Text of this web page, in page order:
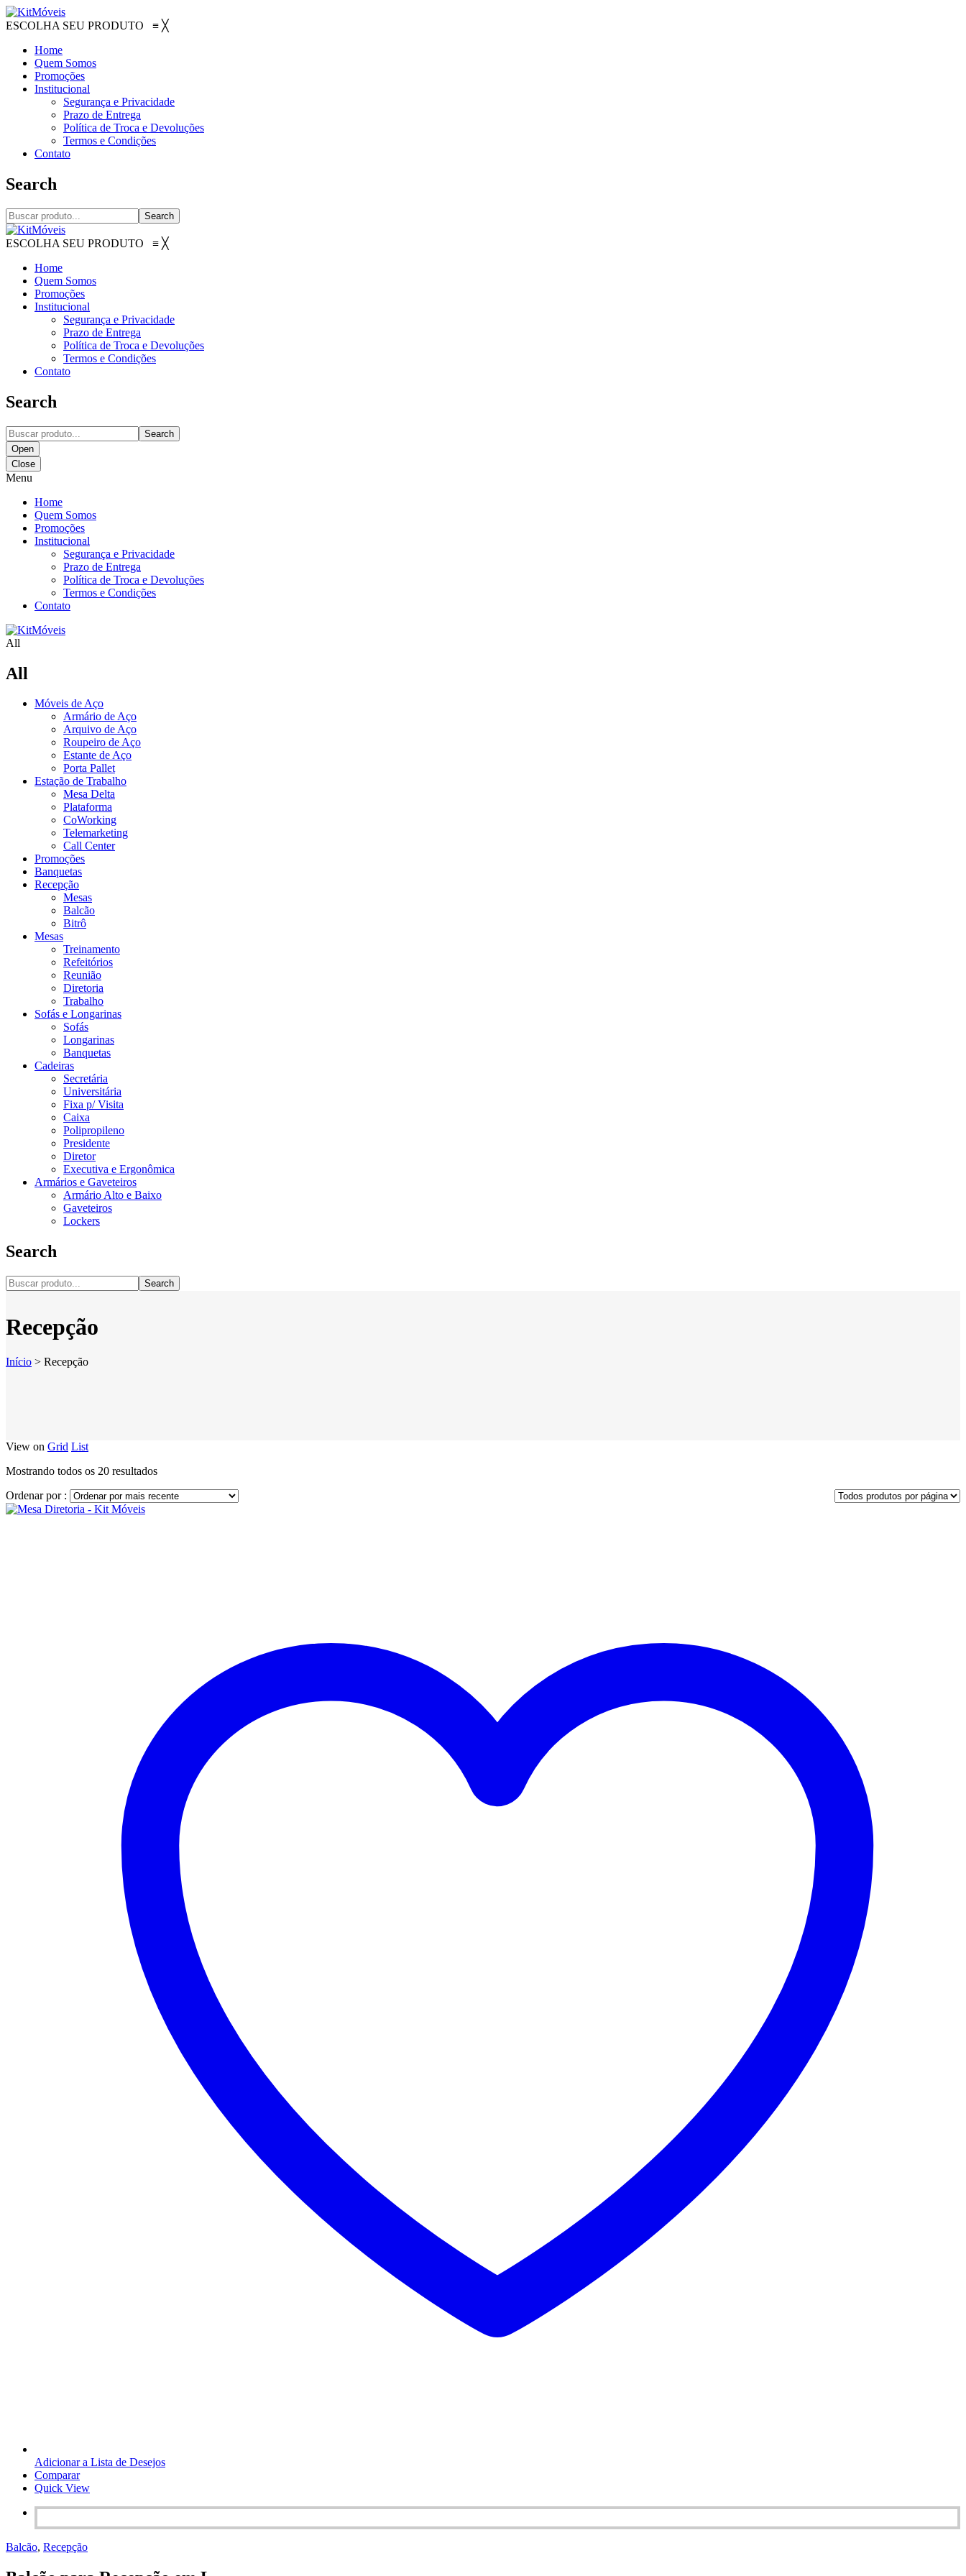
ESCOLHA SEU PRODUTO ≡ ╳
Home
Quem Somos
Promoções
Institucional
Segurança e Privacidade
Prazo de Entrega
Política de Troca e Devoluções
Termos e Condições
Contato
Search
Search
ESCOLHA SEU PRODUTO ≡ ╳
Home
Quem Somos
Promoções
Institucional
Segurança e Privacidade
Prazo de Entrega
Política de Troca e Devoluções
Termos e Condições
Contato
Search
Search
Open
Close
Menu
Home
Quem Somos
Promoções
Institucional
Segurança e Privacidade
Prazo de Entrega
Política de Troca e Devoluções
Termos e Condições
Contato
All
All
Móveis de Aço
Armário de Aço
Arquivo de Aço
Roupeiro de Aço
Estante de Aço
Porta Pallet
Estação de Trabalho
Mesa Delta
Plataforma
CoWorking
Telemarketing
Call Center
Promoções
Banquetas
Recepção
Mesas
Balcão
Bitrô
Mesas
Treinamento
Refeitórios
Reunião
Diretoria
Trabalho
Sofás e Longarinas
Sofás
Longarinas
Banquetas
Cadeiras
Secretária
Universitária
Fixa p/ Visita
Caixa
Polipropileno
Presidente
Diretor
Executiva e Ergonômica
Armários e Gaveteiros
Armário Alto e Baixo
Gaveteiros
Lockers
Search
Search
Recepção
Início > Recepção
View on Grid List
Mostrando todos os 20 resultadosClassificado
mais
Ordenar por :
Adicionar a Lista de Desejos
Comparar
Quick View
Balcão, Recepção